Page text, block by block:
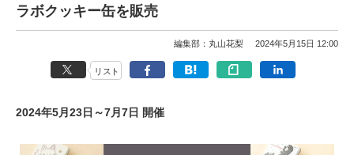
ラボクッキー缶を販売
編集部：丸山花梨 2024年5月15日 12:00
リスト
2024年5月23日～7月7日 開催